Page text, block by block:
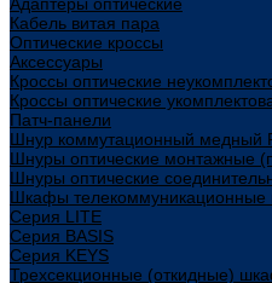
Кабель витая пара
Оптические кроссы
Аксессуары
Кроссы оптические
Кроссы оптические
Патч-панели
Шнур коммутационный медный
Шнуры оптические монтажные
Шнуры оптические
Шкафы телекоммуникационные
Cерия LITE
Cерия BASIS
Cерия KEYS
Трехсекционные (откидные)